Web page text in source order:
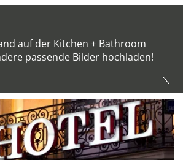
auf der Kitchen + Bathroom
passende Bilder hochladen!